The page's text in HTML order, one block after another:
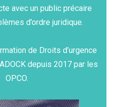
avec un public précaire
d’ordre juridique.
de Droits d’urgence
depuis 2017 par les
OPCO.